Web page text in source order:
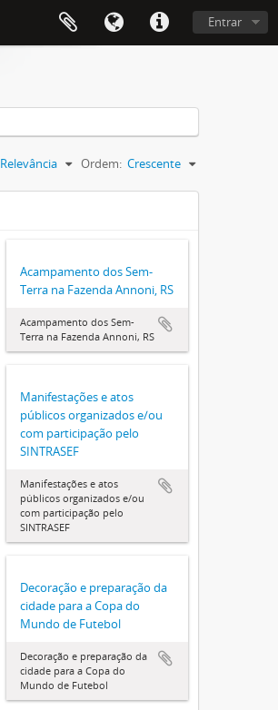
Entrar
Relevância Ordem: Crescente
Acampamento dos Sem-
Terra na Fazenda Annoni, RS
Acampamento dos Sem-
Terra na Fazenda Annoni, RS
Manifestações e atos
públicos organizados e/ou
com participação pelo
SINTRASEF
Manifestações e atos
públicos organizados e/ou
com participação pelo
SINTRASEF
Decoração e preparação da
cidade para a Copa do
Mundo de Futebol
Decoração e preparação da
cidade para a Copa do
Mundo de Futebol